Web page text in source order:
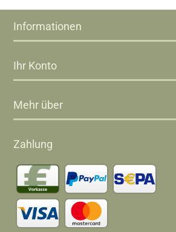
Informationen
Ihr Konto
Mehr über
Zahlung